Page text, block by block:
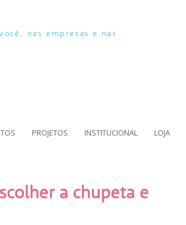
nas empresas e nas
PROJETOS INSTITUCIONAL LOJA
a chupeta e